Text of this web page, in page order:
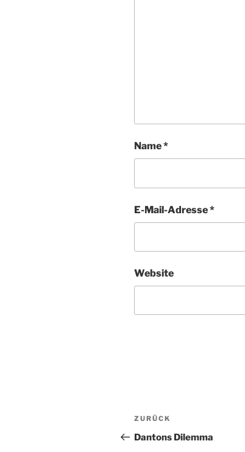
Name*
E-Mail-Adresse*
Website
Vorheriger
Beitrag
ZURÜCK
Dantons Dilemma